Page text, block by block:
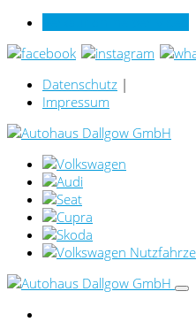
Datenschutz |
Impressum